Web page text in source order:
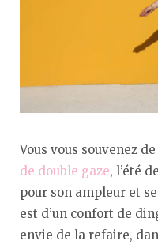
Vous vous souvenez de
de double gaze, l’été
pour son ampleur et
est d’un confort de
envie de la refaire,